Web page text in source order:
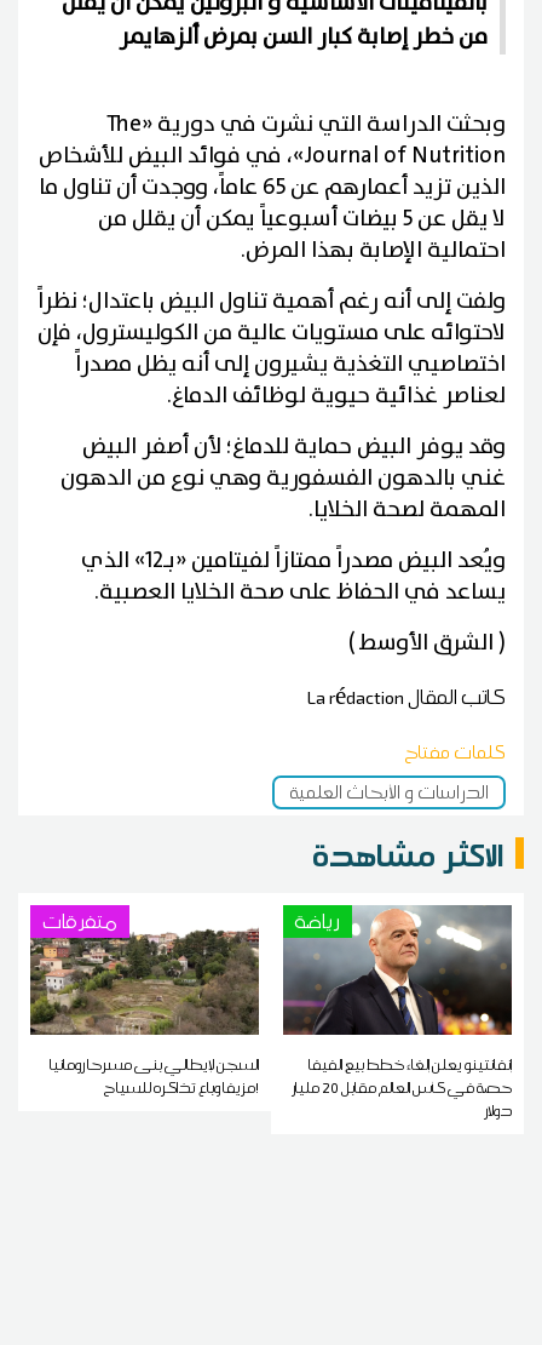
من خطر إصابة كبار السن بمرض ألزهايمر
وبحثت الدراسة التي نشرت في دورية «The
Journal of Nutrition»، في فوائد البيض للأشخاص
الذين تزيد أعمارهم عن 65 عاماً، ووجدت أن تناول ما
لا يقل عن 5 بيضات أسبوعياً يمكن أن يقلل من
احتمالية الإصابة بهذا المرض.
ولفت إلى أنه رغم أهمية تناول البيض باعتدال؛ نظراً
لاحتوائه على مستويات عالية من الكوليسترول، فإن
اختصاصيي التغذية يشيرون إلى أنه يظل مصدراً
لعناصر غذائية حيوية لوظائف الدماغ.
وقد يوفر البيض حماية للدماغ؛ لأن أصفر البيض
غني بالدهون الفسفورية وهي نوع من الدهون
المهمة لصحة الخلايا.
ويُعد البيض مصدراً ممتازاً لفيتامين «بـ12» الذي
يساعد في الحفاظ على صحة الخلايا العصبية.
( الشرق الأوسط )
كاتب المقالLa rédaction
كلمات مفتاح
الدراسات و الأبحاث العلمية
الاكثر مشاهدة
رياضة
إنفانتينو يعلن إلغاء خطط بيع الفيفا
حصة في كأس العالم مقابل 20 مليار
دولار
متفرقات
السجن لإيطالي بنى مسرحا رومانيا
مزيفا وباع تذاكره للسياح!